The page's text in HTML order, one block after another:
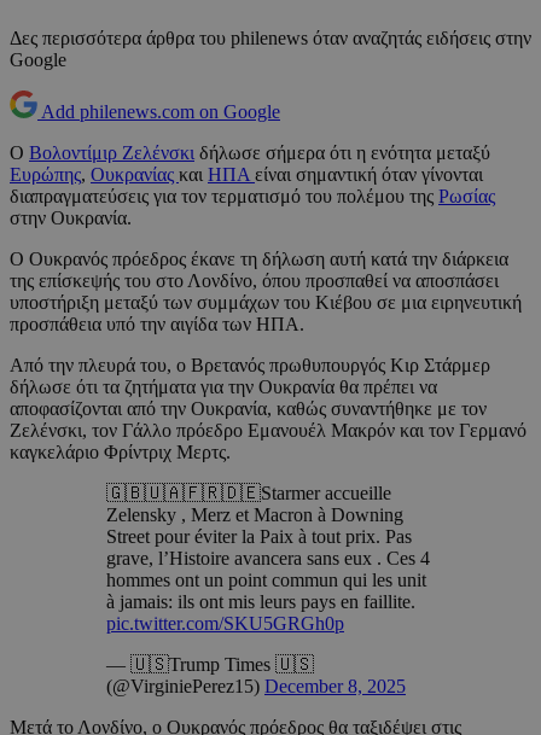
Δες περισσότερα άρθρα του philenews όταν αναζητάς ειδήσεις στην
Google
Add philenews.com on Google
Ο Βολοντίμιρ Ζελένσκι δήλωσε σήμερα ότι η ενότητα μεταξύ
Ευρώπης, Ουκρανίας και ΗΠΑ είναι σημαντική όταν γίνονται
διαπραγματεύσεις για τον τερματισμό του πολέμου της Ρωσίας
στην Ουκρανία.
Ο Ουκρανός πρόεδρος έκανε τη δήλωση αυτή κατά την διάρκεια
της επίσκεψής του στο Λονδίνο, όπου προσπαθεί να αποσπάσει
υποστήριξη μεταξύ των συμμάχων του Κιέβου σε μια ειρηνευτική
προσπάθεια υπό την αιγίδα των ΗΠΑ.
Από την πλευρά του, ο Βρετανός πρωθυπουργός Κιρ Στάρμερ
δήλωσε ότι τα ζητήματα για την Ουκρανία θα πρέπει να
αποφασίζονται από την Ουκρανία, καθώς συναντήθηκε με τον
Ζελένσκι, τον Γάλλο πρόεδρο Εμανουέλ Μακρόν και τον Γερμανό
καγκελάριο Φρίντριχ Μερτς.
🇬🇧🇺🇦🇫🇷🇩🇪Starmer accueille
Zelensky , Merz et Macron à Downing
Street pour éviter la Paix à tout prix. Pas
grave, l’Histoire avancera sans eux . Ces 4
hommes ont un point commun qui les unit
à jamais: ils ont mis leurs pays en faillite.
pic.twitter.com/SKU5GRGh0p
— 🇺🇸Trump Times 🇺🇸
(@VirginiePerez15) December 8, 2025
Μετά το Λονδίνο, ο Ουκρανός πρόεδρος θα ταξιδέψει στις